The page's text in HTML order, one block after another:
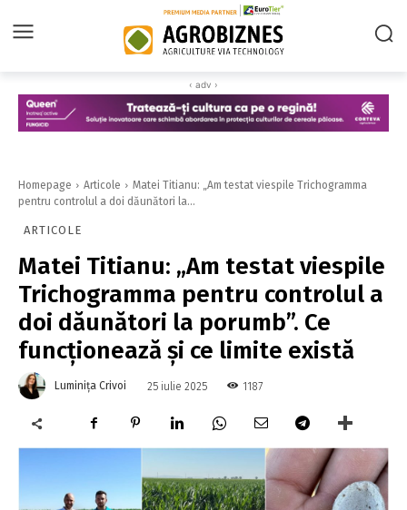
‹ adv ›
Homepage Articole
Matei Titianu: „Am testat viespile Trichogramma
pentru controlul a doi dăunători la...
ARTICOLE
Matei Titianu: „Am testat viespile
Trichogramma pentru controlul a
doi dăunători la porumb”. Ce
funcționează și ce limite există
Luminița Crivoi 25 iulie 2025 1187